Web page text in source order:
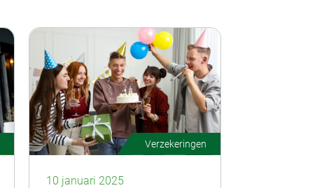
Verzekeringen
10 januari 2025